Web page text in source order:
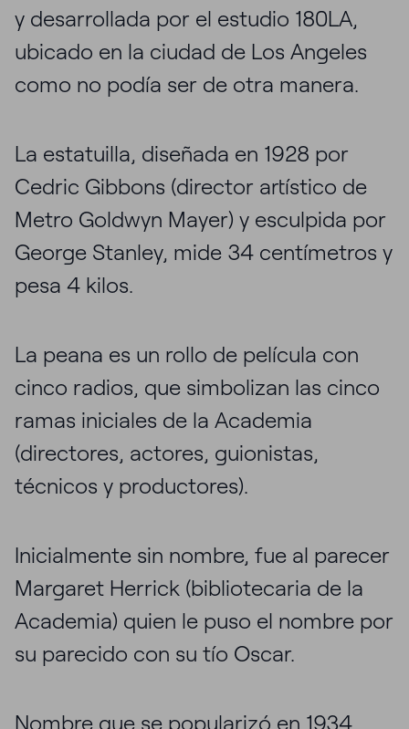
y desarrollada por el estudio 180LA,
ubicado en la ciudad de Los Angeles
como no podía ser de otra manera.
La estatuilla, diseñada en 1928 por
Cedric Gibbons (director artístico de
Metro Goldwyn Mayer) y esculpida por
George Stanley, mide 34 centímetros y
pesa 4 kilos.
La peana es un rollo de película con
cinco radios, que simbolizan las cinco
ramas iniciales de la Academia
(directores, actores, guionistas,
técnicos y productores).
Inicialmente sin nombre, fue al parecer
Margaret Herrick (bibliotecaria de la
Academia) quien le puso el nombre por
su parecido con su tío Oscar.
Nombre que se popularizó en 1934.